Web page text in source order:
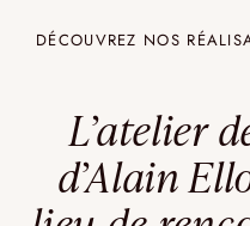
DÉCOUVREZ NOS
L’atelier
d’Alain